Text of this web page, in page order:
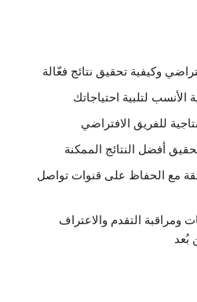
وكيفية تحقيق نتائج فعّالة
الأنسب لتلبية احتياجاتك
للفريق الافتراضي
أفضل النتائج الممكنة
مع الحفاظ على قنوات تواصل
ومراقبة التقدم والاعتراف
بُعد